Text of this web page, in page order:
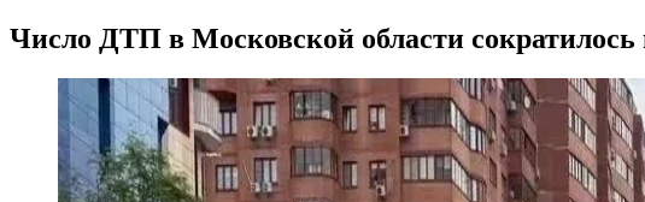
Число ДТП в Московской области сократилось